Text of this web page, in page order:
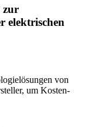
zur
elektrischen